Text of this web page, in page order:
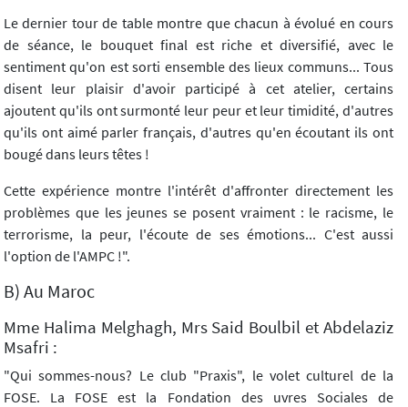
Le dernier tour de table montre que chacun à évolué en cours
de séance, le bouquet final est riche et diversifié, avec le
sentiment qu'on est sorti ensemble des lieux communs... Tous
disent leur plaisir d'avoir participé à cet atelier, certains
ajoutent qu'ils ont surmonté leur peur et leur timidité, d'autres
qu'ils ont aimé parler français, d'autres qu'en écoutant ils ont
bougé dans leurs têtes !
Cette expérience montre l'intérêt d'affronter directement les
problèmes que les jeunes se posent vraiment : le racisme, le
terrorisme, la peur, l'écoute de ses émotions... C'est aussi
l'option de l'AMPC !".
B) Au Maroc
Mme Halima Melghagh, Mrs Said Boulbil et Abdelaziz
Msafri :
"Qui sommes-nous? Le club "Praxis", le volet culturel de la
FOSE. La FOSE est la Fondation des uvres Sociales de